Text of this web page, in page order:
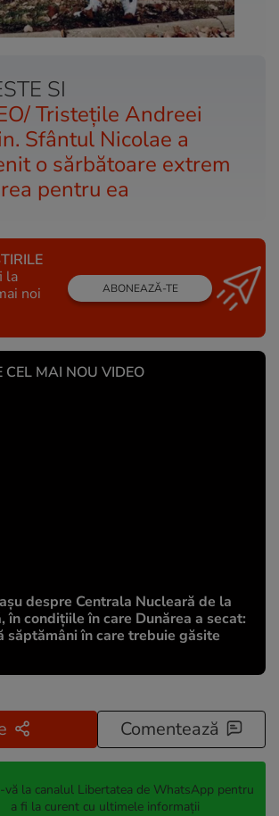
SI
Tristețile Andreei
Sfântul Nicolae a
o sărbătoare extrem
pentru ea
la
noi
ABONEAZĂ-TE
CEL MAI NOU VIDEO
despre Centrala Nucleară de la
în condițiile în care Dunărea a secat:
săptămâni în care trebuie găsite
Comentează
la canalul Libertatea de WhatsApp pentru
a fi la curent cu ultimele informații